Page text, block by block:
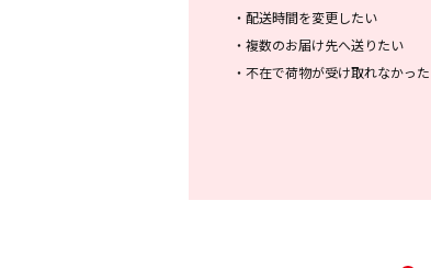
・ 配送時間を変更したい
・ 複数のお届け先へ送りたい
・ 不在で荷物が受け取れなかった